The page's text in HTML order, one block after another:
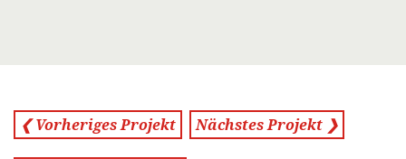
❮ Vorheriges Projekt Nächstes Projekt ❯